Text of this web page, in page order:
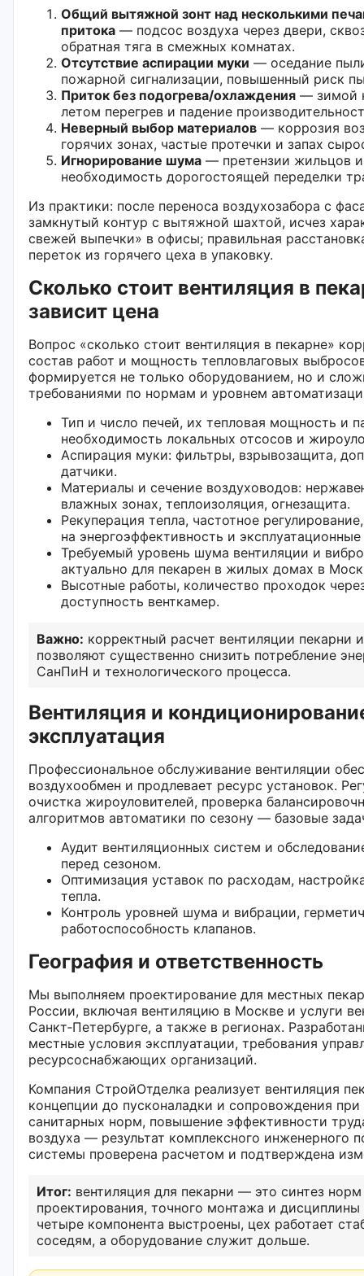
Общий вытяжной зонт над несколькими
притока — подсос воздуха через двери,
обратная тяга в смежных комнатах.
Отсутствие аспирации муки — оседание
пожарной сигнализации, повышенный риск
Приток без подогрева/охлаждения — зимой
летом перегрев и падение
Неверный выбор материалов — коррозия
горячих зонах, частые протечки и запах
Игнорирование шума — претензии жильцов
необходимость дорогостоящей переделки
Из практики: после переноса воздухозабора с
замкнутый контур с вытяжной шахтой, исчез
свежей выпечки» в офисы; правильная
переток из горячего цеха в упаковку.
Сколько стоит вентиляция в
зависит цена
Вопрос «сколько стоит вентиляция в пекарне»
состав работ и мощность тепловлаговых
формируется не только оборудованием, но и
требованиями по нормам и уровнем
Тип и число печей, их тепловая мощность и
необходимость локальных отсосов и
Аспирация муки: фильтры, взрывозащита,
датчики.
Материалы и сечение воздуховодов:
влажных зонах, теплоизоляция, огнезащита.
Рекуперация тепла, частотное
на энергоэффективность и
Требуемый уровень шума вентиляции и
актуально для пекарен в жилых домах в
Высотные работы, количество проходок
доступность венткамер.
Важно: корректный расчет вентиляции пекарни
позволяют существенно снизить потребление
СанПиН и технологического процесса.
Вентиляция и
эксплуатация
Профессиональное обслуживание вентиляции
воздухообмен и продлевает ресурс установок.
очистка жироуловителей, проверка
алгоритмов автоматики по сезону — базовые
Аудит вентиляционных систем и
перед сезоном.
Оптимизация уставок по расходам,
тепла.
Контроль уровней шума и вибрации,
работоспособность клапанов.
География и ответственность
Мы выполняем проектирование для местных
России, включая вентиляцию в Москве и услуги
Санкт‑Петербурге, а также в регионах.
местные условия эксплуатации, требования
ресурсоснабжающих организаций.
Компания СтройОтделка реализует вентиляция
концепции до пусконаладки и сопровождения
санитарных норм, повышение эффективности
воздуха — результат комплексного инженерного
системы проверена расчетом и подтверждена
Итог: вентиляция для пекарни — это синтез
проектирования, точного монтажа и дисциплины
четыре компонента выстроены, цех работает
соседям, а оборудование служит дольше.